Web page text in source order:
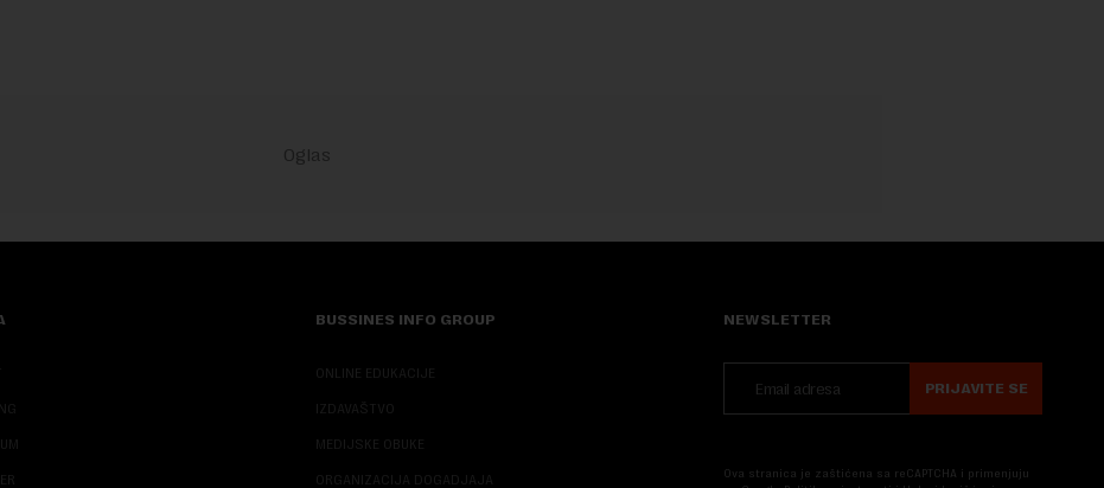
BUSSINES INFO GROUP
ONLINE EDUKACIJE
IZDAVAŠTVO
MEDIJSKE OBUKE
ORGANIZACIJA DOGADJAJA
NEWSLETTER
PRIJAVITE SE
Ova stranica je zaštićena sa reCAPTCHA i primenjuju